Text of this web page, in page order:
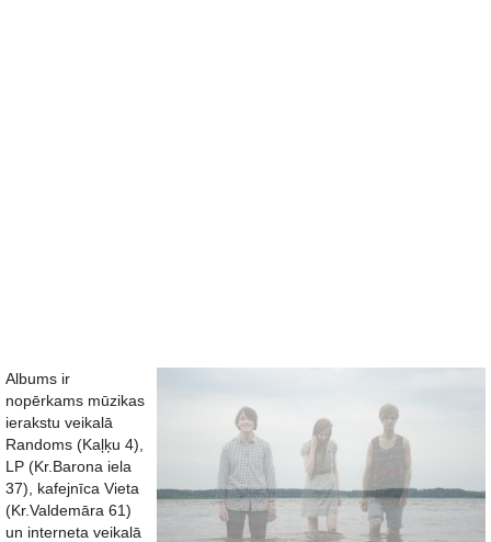
Albums ir
nopērkams mūzikas
ierakstu veikalā
Randoms (Kaļķu 4),
LP (Kr.Barona iela
37), kafejnīca Vieta
(Kr.Valdemāra 61)
un interneta veikalā